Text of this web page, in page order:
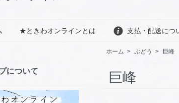
★ときわオンラインとは 支払・配送につ
ホーム > ぶどう > 巨峰
巨峰
について